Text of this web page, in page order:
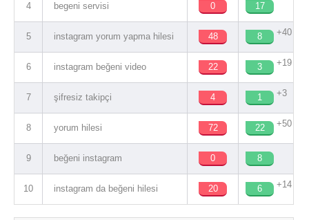
4 begeni servisi 0 17
5 instagram yorum yapma hilesi 48 8 +40
6 instagram beğeni video 22 3 +19
7 şifresiz takipçi 4 1 +3
8 yorum hilesi 72 22 +50
9 beğeni instagram 0 8
10 instagram da beğeni hilesi 20 6 +14